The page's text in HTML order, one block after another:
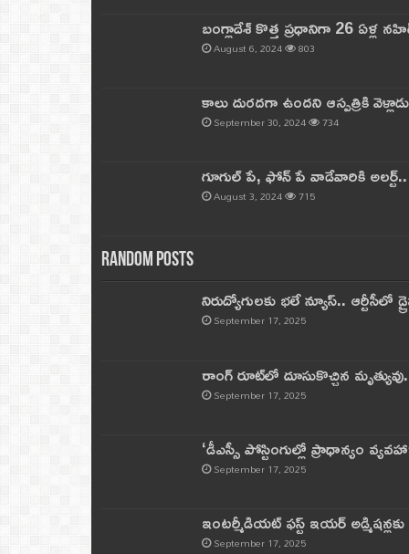
బంగ్లాదేశ్ కొత్త ప్రధానిగా 26 ఏళ్ల
August 6, 2024 803
కాలు దురదగా ఉందని ఆస్పత్రికి
September 30, 2024 734
గూగుల్ పే, ఫోన్ పే వాడేవారికి
August 3, 2024 715
Random Posts
నిరుద్యోగులకు భలే న్యూస్.. ఆర్టీసీలో
September 17, 2025
రాంగ్ రూట్‌లో దూసుకొచ్చిన
September 17, 2025
‘డీఎస్సీ పోస్టింగుల్లో ప్రాధాన్యం
September 17, 2025
ఇంటర్మీడియట్ ఫస్ట్‌ ఇయర్‌
September 17, 2025